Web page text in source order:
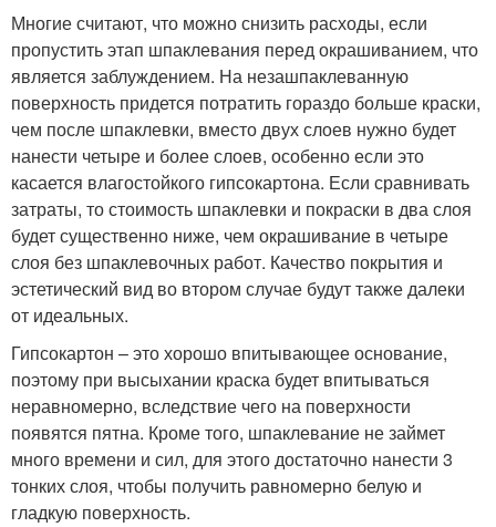
Многие считают, что можно снизить расходы, если
пропустить этап шпаклевания перед окрашиванием, что
является заблуждением. На незашпаклеванную
поверхность придется потратить гораздо больше краски,
чем после шпаклевки, вместо двух слоев нужно будет
нанести четыре и более слоев, особенно если это
касается влагостойкого гипсокартона. Если сравнивать
затраты, то стоимость шпаклевки и покраски в два слоя
будет существенно ниже, чем окрашивание в четыре
слоя без шпаклевочных работ. Качество покрытия и
эстетический вид во втором случае будут также далеки
от идеальных.
Гипсокартон – это хорошо впитывающее основание,
поэтому при высыхании краска будет впитываться
неравномерно, вследствие чего на поверхности
появятся пятна. Кроме того, шпаклевание не займет
много времени и сил, для этого достаточно нанести 3
тонких слоя, чтобы получить равномерно белую и
гладкую поверхность.